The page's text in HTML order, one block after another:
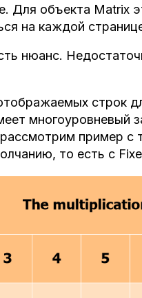
Для объекта Matrix
на каждой
нюанс.
строк
многоуровневый
пример с
то есть с